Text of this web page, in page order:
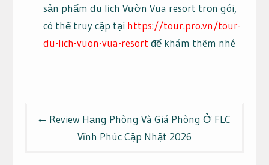
sản phẩm du lịch Vườn Vua resort trọn gói,
có thể truy cập tại https://tour.pro.vn/tour-
du-lich-vuon-vua-resort để khám thêm nhé
Review Hạng Phòng Và Giá Phòng Ở FLC
Vĩnh Phúc Cập Nhật 2026